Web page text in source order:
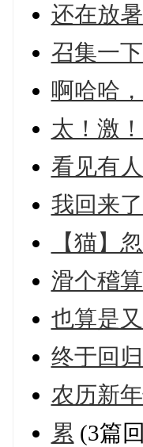
还在放
召集
啊哈哈
太！激
看见有
我回来了
【猫】
滑个稽
也算是
终于回
农历新
累 (3篇